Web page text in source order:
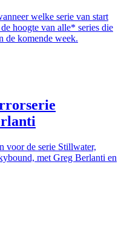
welke serie van start
hoogte van alle* series die
de komende week.
voor de serie Stillwater,
met Greg Berlanti en